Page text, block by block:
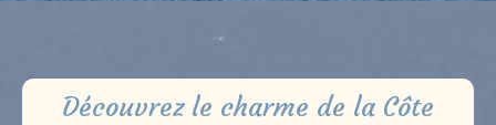
Découvrez le charme de la Côte